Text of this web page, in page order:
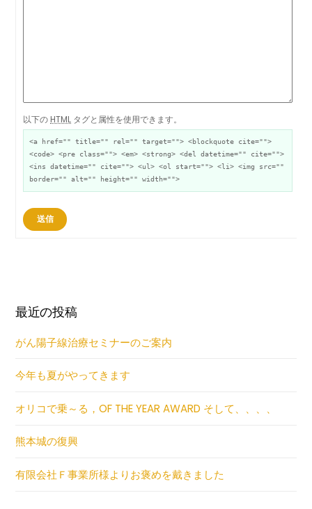
以下の HTML タグと属性を使用できます。
<a href="" title="" rel="" target=""> <blockquote cite="">
<code> <pre class=""> <em> <strong> <del datetime="" cite="">
<ins datetime="" cite=""> <ul> <ol start=""> <li> <img src=""
border="" alt="" height="" width="">
送信
最近の投稿
がん陽子線治療セミナーのご案内
今年も夏がやってきます
オリコで乗～る，OF THE YEAR AWARD そして、、、、
熊本城の復興
有限会社Ｆ事業所様よりお褒めを戴きました